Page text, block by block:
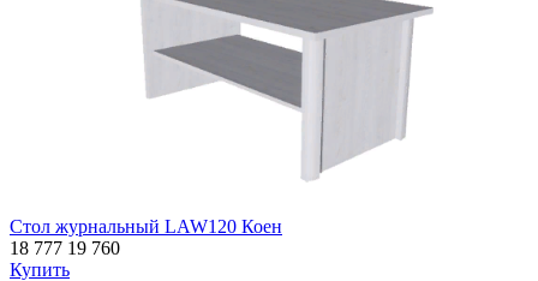
Стол журнальный LAW120 Коен
18 777 19 760
Купить